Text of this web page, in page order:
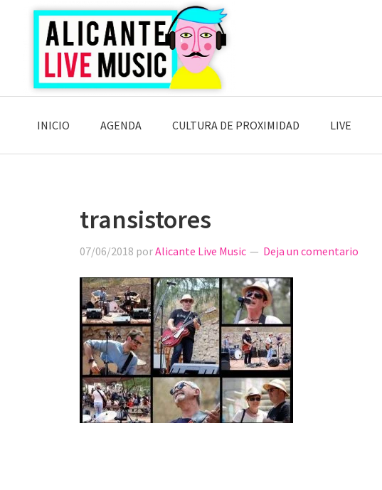
Saltar
navegación
principal
Saltar
contenido
principal
Saltar
lateral
principalINICIO AGENDA CULTURA DE PROXIMIDAD LIVE
transistores
07/06/2018 porAlicante Live Music Deja un comentario